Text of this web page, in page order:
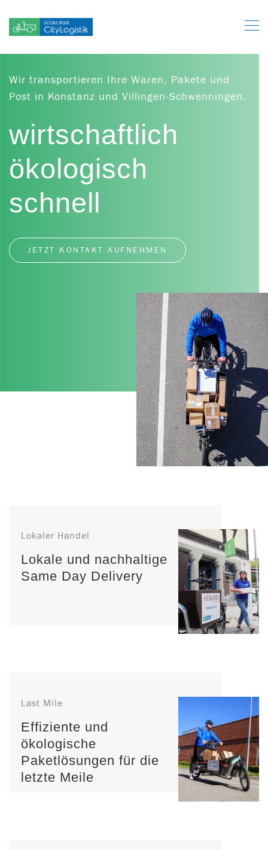
Wir transportieren Ihre Waren, Pakete und
Post in Konstanz und Villingen-Schwenningen.
wirtschaftlich
ökologisch
schnell
JETZT KONTAKT AUFNEHMEN
Lokaler Handel
Lokale und nachhaltige
Same Day Delivery
Last Mile
Effiziente und
ökologische
Paketlösungen für die
letzte Meile